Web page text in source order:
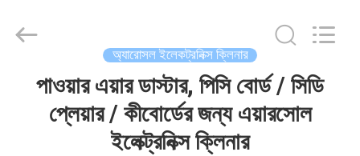
INDUSTRY
অ্যারোসল ইলেকট্রনিক্স ক্লিনার
পাওয়ার এয়ার ডাস্টার, পিসি বোর্ড / সিডি
প্লেয়ার / কীবোর্ডের জন্য এয়ারসোল
ইলেক্ট্রনিক্স ক্লিনার